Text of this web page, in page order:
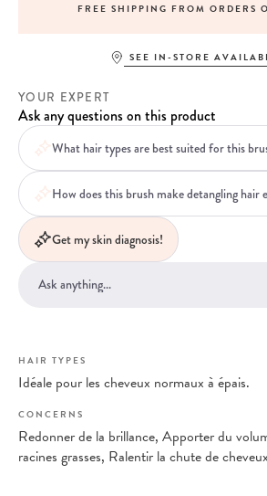
FREE SHIPPING FROM ORDERS
SEE IN-STORE
YOUR EXPERT
Ask any questions on this product
What hair types are best suited for this
How does this brush make detangling hair
Get my skin diagnosis!
HAIR TYPES
Idéale pour les cheveux normaux à épais.
CONCERNS
Redonner de la brillance, Apporter du
racines grasses, Ralentir la chute de cheveux